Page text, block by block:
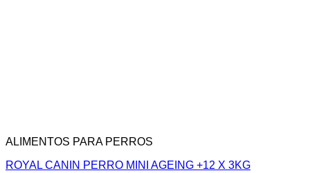
ALIMENTOS PARA PERROS
ROYAL CANIN PERRO MINI AGEING +12 X 3KG